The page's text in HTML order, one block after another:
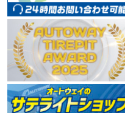
世界的大手
909年に日本
本初となる
レーニング
へ安全を提
す。
総合評価：
135件
ブリヂス